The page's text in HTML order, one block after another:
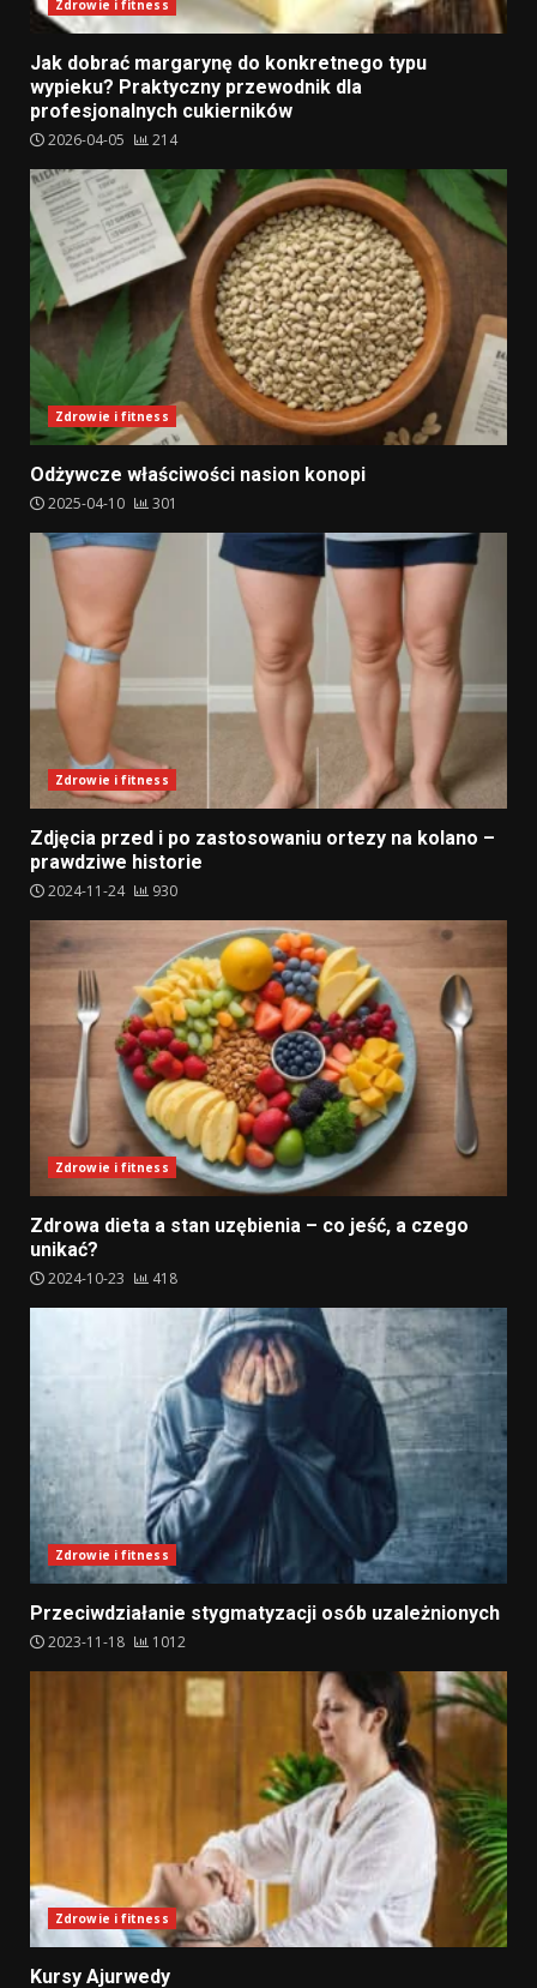
Zdrowie i fitness
Jak dobrać margarynę do konkretnego typu
wypieku? Praktyczny przewodnik dla
profesjonalnych cukierników
2026-04-05 214
Zdrowie i fitness
Odżywcze właściwości nasion konopi
2025-04-10 301
Zdrowie i fitness
Zdjęcia przed i po zastosowaniu ortezy na kolano –
prawdziwe historie
2024-11-24 930
Zdrowie i fitness
Zdrowa dieta a stan uzębienia – co jeść, a czego
unikać?
2024-10-23 418
Zdrowie i fitness
Przeciwdziałanie stygmatyzacji osób uzależnionych
2023-11-18 1012
Zdrowie i fitness
Kursy Ajurwedy